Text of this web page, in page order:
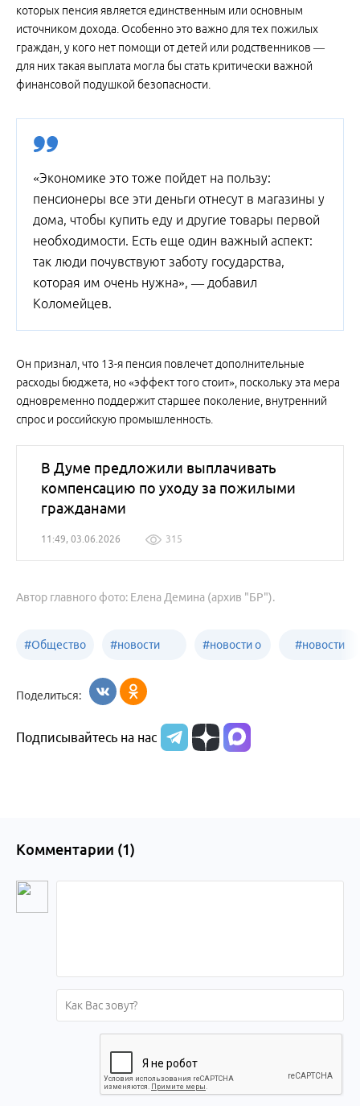
которых пенсия является единственным или основным
источником дохода. Особенно это важно для тех пожилых
граждан, у кого нет помощи от детей или родственников —
для них такая выплата могла бы стать критически важной
финансовой подушкой безопасности.
«Экономике это тоже пойдет на пользу:
пенсионеры все эти деньги отнесут в магазины у
дома, чтобы купить еду и другие товары первой
необходимости. Есть еще один важный аспект:
так люди почувствуют заботу государства,
которая им очень нужна», — добавил
Коломейцев.
Он признал, что 13-я пенсия повлечет дополнительные
расходы бюджета, но «эффект того стоит», поскольку эта мера
одновременно поддержит старшее поколение, внутренний
спрос и российскую промышленность.
В Думе предложили выплачивать
компенсацию по уходу за пожилыми
гражданами
11:49, 03.06.2026 315
Автор главного фото: Елена Демина (архив "БР").
#Общество #новости
образования
#новости о
Алтайского
#новости
Поделиться:
Подписывайтесь на нас
Комментарии (1)